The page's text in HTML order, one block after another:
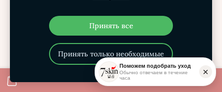
Поможем подобрать уход
Обычно отвечаем в течение
часа
×
Принять все
Принять только необходимые